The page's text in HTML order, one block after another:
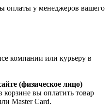
оплаты у менеджеров вашего
компании или курьеру в
(физическое лицо)
вы оплатить товар
Master Card.